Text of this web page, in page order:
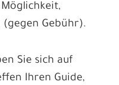
(gegen Gebühr).
Sie sich auf
Ihren Guide,